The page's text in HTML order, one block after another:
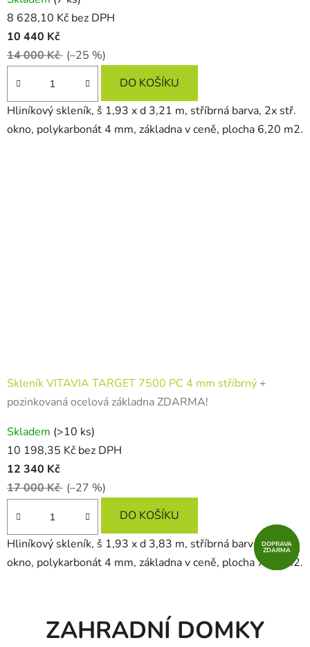
DOPRAVA
ZDARMA
DOPRAVA
ZDARMA
8 628,10 Kč bez DPH
10 440 Kč
14 000 Kč (–25 %)
DO KOŠÍKU
Hliníkový skleník, š 1,93 x d 3,21 m, stříbrná barva, 2x stř.
okno, polykarbonát 4 mm, základna v ceně, plocha 6,20 m2.
DOPRAVA
ZDARMA
Skleník VITAVIA TARGET 7500 PC 4 mm stříbrný +
pozinkovaná ocelová základna ZDARMA!
Skladem (>10 ks)
10 198,35 Kč bez DPH
12 340 Kč
17 000 Kč (–27 %)
DO KOŠÍKU
Hliníkový skleník, š 1,93 x d 3,83 m, stříbrná barva, 2x stř.
okno, polykarbonát 4 mm, základna v ceně, plocha 7,39 m2.
ZAHRADNÍ DOMKY